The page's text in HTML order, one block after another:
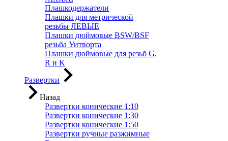
Плашкодержатели
Плашки для метрической
резьбы ЛЕВЫЕ
Плашки дюймовые BSW/BSF
резьба Уитворта
Плашки дюймовые для резьб G,
R и K
Развертки
Назад
Развертки конические 1:10
Развертки конические 1:30
Развертки конические 1:50
Развертки ручные разжимные